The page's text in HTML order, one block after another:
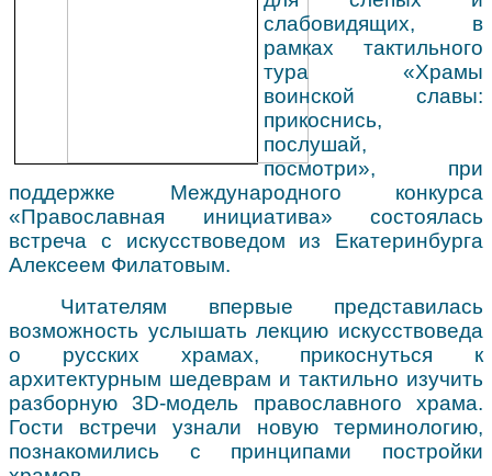
слабовидящих, в
рамках тактильного
тура «Храмы
воинской славы:
прикоснись,
послушай,
посмотри», при
поддержке Международного конкурса
«Православная инициатива» состоялась
встреча с искусствоведом из Екатеринбурга
Алексеем Филатовым.
Читателям впервые представилась
возможность услышать лекцию искусствоведа
о русских храмах, прикоснуться к
архитектурным шедеврам и тактильно изучить
разборную 3D-модель православного храма.
Гости встречи узнали новую терминологию,
познакомились с принципами постройки